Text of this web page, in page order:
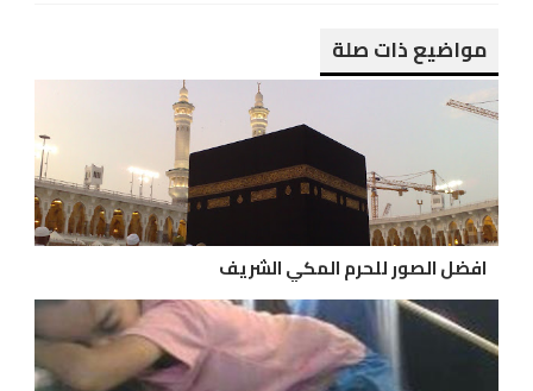
مواضيع ذات صلة
افضل الصور للحرم المكي الشريف